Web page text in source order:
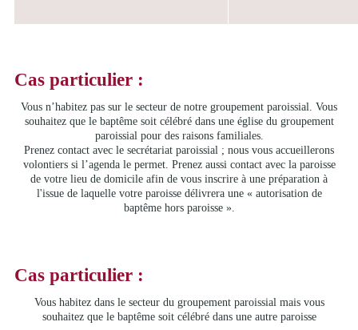
Cas particulier :
Vous n’habitez pas sur le secteur de notre groupement paroissial. Vous
souhaitez que le baptême soit célébré dans une église du groupement
paroissial pour des raisons familiales.
Prenez contact avec le secrétariat paroissial ; nous vous accueillerons
volontiers si l’agenda le permet. Prenez aussi contact avec la paroisse
de votre lieu de domicile afin de vous inscrire à une préparation à
l'issue de laquelle votre paroisse délivrera une « autorisation de
baptême hors paroisse ».
Cas particulier :
Vous habitez dans le secteur du groupement paroissial mais vous
souhaitez que le baptême soit célébré dans une autre paroisse